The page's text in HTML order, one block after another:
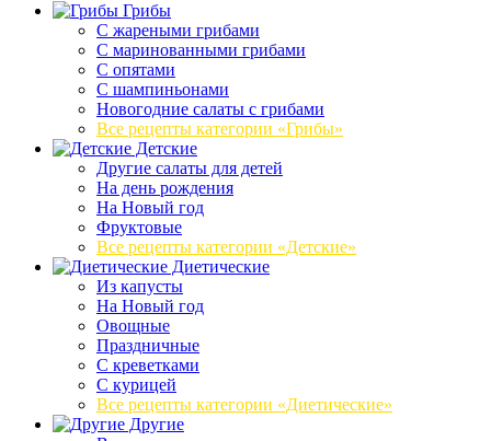
Грибы
C жареными грибами
C маринованными грибами
C опятами
C шампиньонами
Новогодние салаты с грибами
Все рецепты категории «Грибы»
Детские
Другие салаты для детей
На день рождения
На Новый год
Фруктовые
Все рецепты категории «Детские»
Диетические
Из капусты
На Новый год
Овощные
Праздничные
С креветками
С курицей
Все рецепты категории «Диетические»
Другие